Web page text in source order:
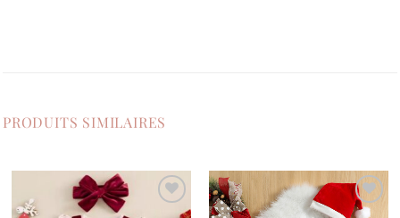
PRODUITS SIMILAIRES
Ajouter
Ajouter